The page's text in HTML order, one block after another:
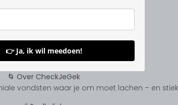
👉 Ja, ik wil meedoen!
🌀 Over CheckJeGek
vondsten waar je om moet lachen – en